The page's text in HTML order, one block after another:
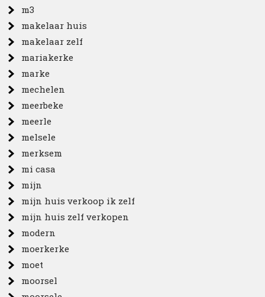
m3
makelaar huis
makelaar zelf
mariakerke
marke
mechelen
meerbeke
meerle
melsele
merksem
mi casa
mijn
mijn huis verkoop ik zelf
mijn huis zelf verkopen
modern
moerkerke
moet
moorsel